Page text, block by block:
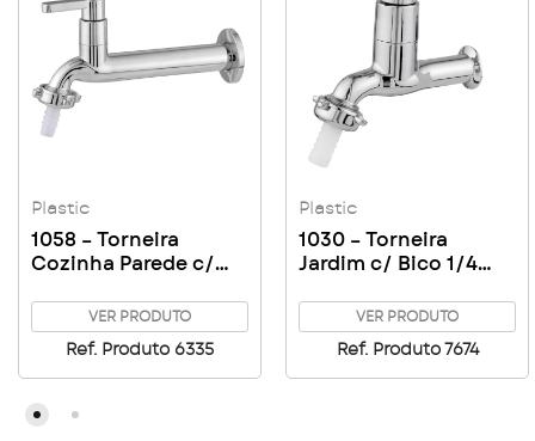
Plastic
1058 – Torneira
Cozinha Parede c/
VER PRODUTO
Ref. Produto 6335
Plastic
1030 – Torneira
Jardim c/ Bico 1/4
VER PRODUTO
Ref. Produto 7674